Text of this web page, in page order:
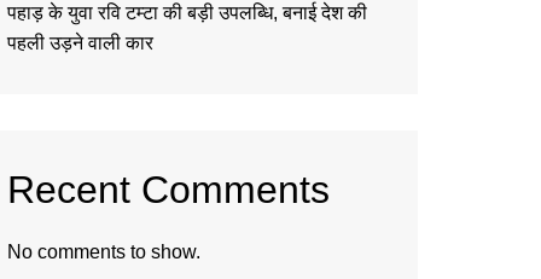
पहाड़ के युवा रवि टम्टा की बड़ी उपलब्धि, बनाई देश की
पहली उड़ने वाली कार
Recent Comments
No comments to show.